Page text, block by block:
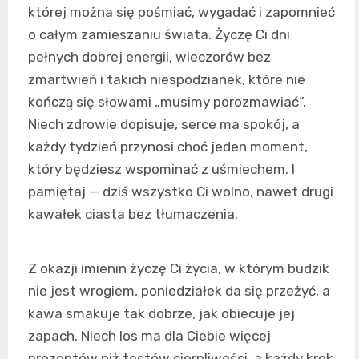
której można się pośmiać, wygadać i zapomnieć
o całym zamieszaniu świata. Życzę Ci dni
pełnych dobrej energii, wieczorów bez
zmartwień i takich niespodzianek, które nie
kończą się słowami „musimy porozmawiać”.
Niech zdrowie dopisuje, serce ma spokój, a
każdy tydzień przynosi choć jeden moment,
który będziesz wspominać z uśmiechem. I
pamiętaj — dziś wszystko Ci wolno, nawet drugi
kawałek ciasta bez tłumaczenia.
Z okazji imienin życzę Ci życia, w którym budzik
nie jest wrogiem, poniedziałek da się przeżyć, a
kawa smakuje tak dobrze, jak obiecuje jej
zapach. Niech los ma dla Ciebie więcej